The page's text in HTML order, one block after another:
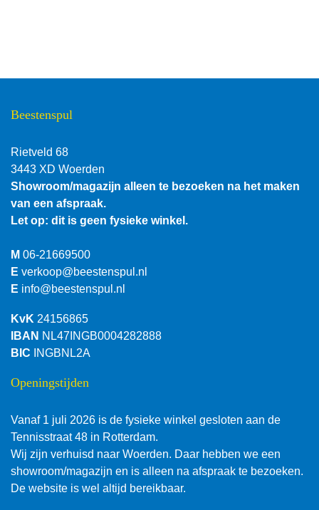
Beestenspul
Rietveld 68
3443 XD Woerden
Showroom/magazijn alleen te bezoeken na het maken
van een afspraak.
Let op: dit is geen fysieke winkel.
M 06-21669500
E verkoop@beestenspul.nl
E info@beestenspul.nl
KvK 24156865
IBAN NL47INGB0004282888
BIC INGBNL2A
Openingstijden
Vanaf 1 juli 2026 is de fysieke winkel gesloten aan de
Tennisstraat 48 in Rotterdam.
Wij zijn verhuisd naar Woerden. Daar hebben we een
showroom/magazijn en is alleen na afspraak te bezoeken.
De website is wel altijd bereikbaar.